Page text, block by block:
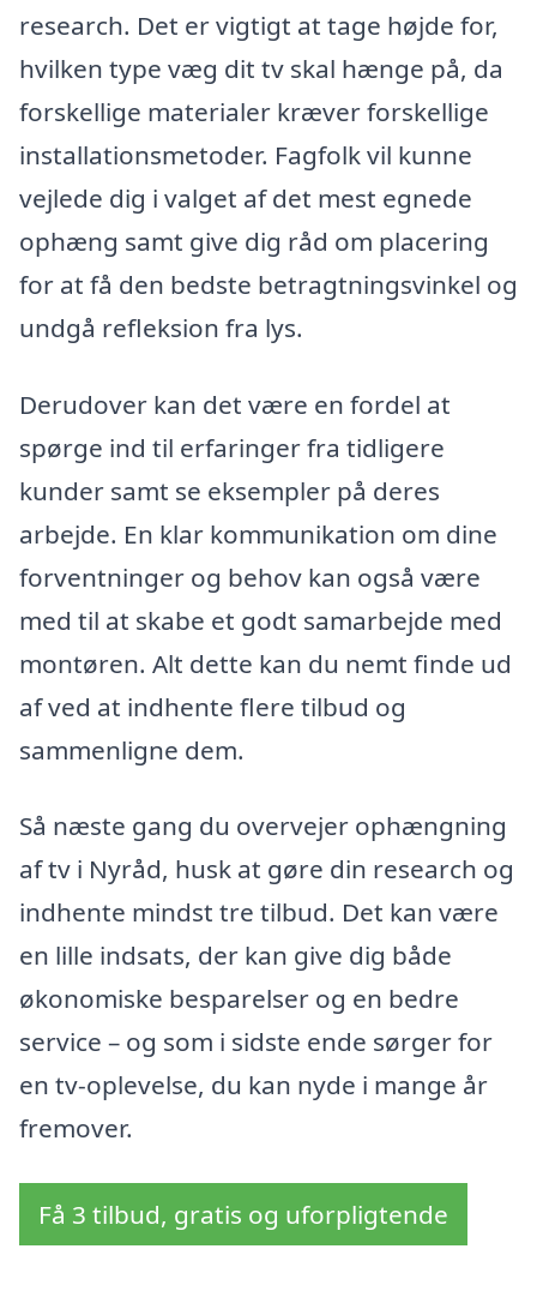
research. Det er vigtigt at tage højde for,
hvilken type væg dit tv skal hænge på, da
forskellige materialer kræver forskellige
installationsmetoder. Fagfolk vil kunne
vejlede dig i valget af det mest egnede
ophæng samt give dig råd om placering
for at få den bedste betragtningsvinkel og
undgå refleksion fra lys.
Derudover kan det være en fordel at
spørge ind til erfaringer fra tidligere
kunder samt se eksempler på deres
arbejde. En klar kommunikation om dine
forventninger og behov kan også være
med til at skabe et godt samarbejde med
montøren. Alt dette kan du nemt finde ud
af ved at indhente flere tilbud og
sammenligne dem.
Så næste gang du overvejer ophængning
af tv i Nyråd, husk at gøre din research og
indhente mindst tre tilbud. Det kan være
en lille indsats, der kan give dig både
økonomiske besparelser og en bedre
service – og som i sidste ende sørger for
en tv-oplevelse, du kan nyde i mange år
fremover.
Få 3 tilbud, gratis og uforpligtende